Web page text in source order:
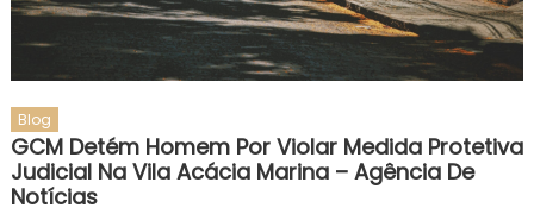
Blog
GCM Detém Homem Por Violar Medida Protetiva
Judicial Na Vila Acácia Marina – Agência De
Notícias